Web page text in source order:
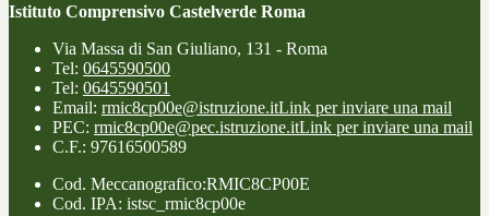
Istituto Comprensivo Castelverde Roma
Via Massa di San Giuliano, 131 - Roma
Tel: 0645590500
Tel: 0645590501
Email: rmic8cp00e@istruzione.itLink per inviare una mail
PEC: rmic8cp00e@pec.istruzione.itLink per inviare una mail
C.F.: 97616500589
Cod. Meccanografico:RMIC8CP00E
Cod. IPA: istsc_rmic8cp00e